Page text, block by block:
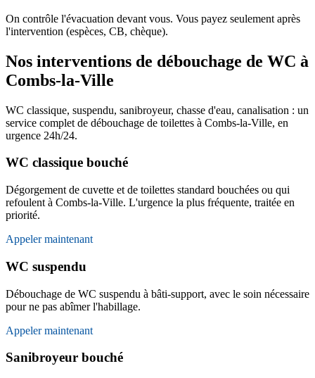
On contrôle l'évacuation devant vous. Vous payez seulement après
l'intervention (espèces, CB, chèque).
Nos interventions de débouchage de WC à
Combs-la-Ville
WC classique, suspendu, sanibroyeur, chasse d'eau, canalisation : un
service complet de débouchage de toilettes à Combs-la-Ville, en
urgence 24h/24.
WC classique bouché
Dégorgement de cuvette et de toilettes standard bouchées ou qui
refoulent à Combs-la-Ville. L'urgence la plus fréquente, traitée en
priorité.
Appeler maintenant
WC suspendu
Débouchage de WC suspendu à bâti-support, avec le soin nécessaire
pour ne pas abîmer l'habillage.
Appeler maintenant
Sanibroyeur bouché